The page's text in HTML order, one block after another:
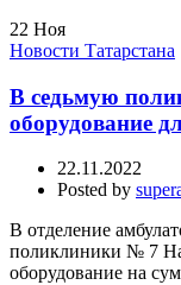
22 Ноя
Новости Татарстана
В седьмую
оборудование
22.11.2022
Posted by
В отделение
поликлиники № 7
оборудование на